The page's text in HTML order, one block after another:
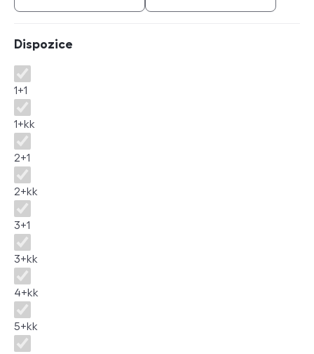
Dispozice
Dispozice
1+1
1+kk
2+1
2+kk
3+1
3+kk
4+kk
5+kk